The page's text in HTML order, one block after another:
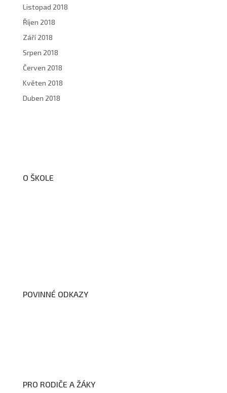
Listopad 2018
Říjen 2018
Září 2018
Srpen 2018
Červen 2018
Květen 2018
Duben 2018
O ŠKOLE
POVINNÉ ODKAZY
PRO RODIČE A ŽÁKY